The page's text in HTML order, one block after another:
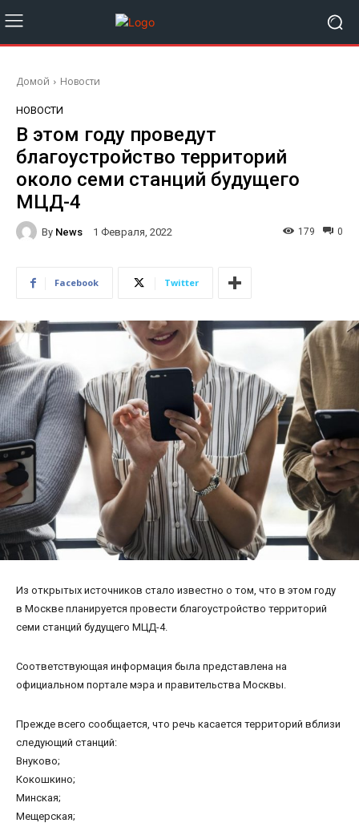
Домой Новости
НОВОСТИ
В этом году проведут
благоустройство территорий
около семи станций будущего
МЦД-4
By News 1 Февраля, 2022 0
179
Facebook Twitter
Из открытых источников стало известно о том, что в этом году
в Москве планируется провести благоустройство территорий
семи станций будущего МЦД-4.
Соответствующая информация была представлена на
официальном портале мэра и правительства Москвы.
Прежде всего сообщается, что речь касается территорий вблизи
следующий станций:
Внуково;
Кокошкино;
Минская;
Мещерская;